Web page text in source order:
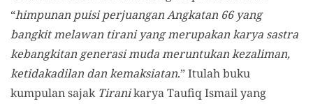
“himpunan puisi perjuangan Angkatan 66 yang
bangkit melawan tirani yang merupakan karya sastra
kebangkitan generasi muda meruntukan kezaliman,
ketidakadilan dan kemaksiatan.” Itulah buku
kumpulan sajak Tiranikarya Taufiq Ismail yang